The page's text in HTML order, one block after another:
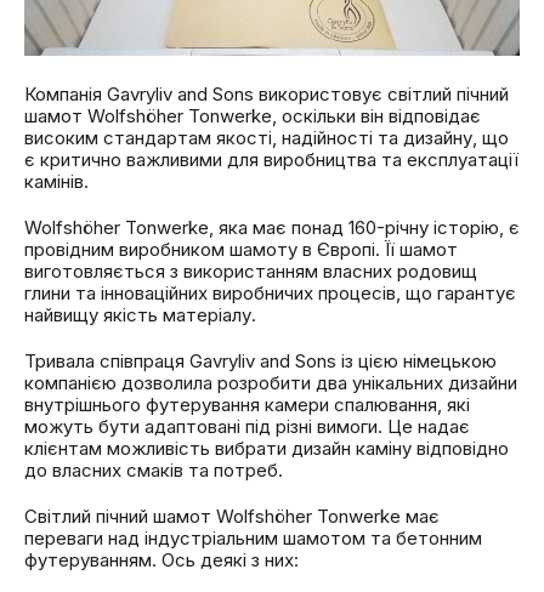
Компанія Gavryliv and Sons використовує світлий пічний
шамот Wolfshöher Tonwerke, оскільки він відповідає
високим стандартам якості, надійності та дизайну, що
є критично важливими для виробництва та експлуатації
камінів.
Wolfshöher Tonwerke, яка має понад 160-річну історію, є
провідним виробником шамоту в Європі. Її шамот
виготовляється з використанням власних родовищ
глини та інноваційних виробничих процесів, що гарантує
найвищу якість матеріалу.
Тривала співпраця Gavryliv and Sons із цією німецькою
компанією дозволила розробити два унікальних дизайни
внутрішнього футерування камери спалювання, які
можуть бути адаптовані під різні вимоги. Це надає
клієнтам можливість вибрати дизайн каміну відповідно
до власних смаків та потреб.
Світлий пічний шамот Wolfshöher Tonwerke має
переваги над індустріальним шамотом та бетонним
футеруванням. Ось деякі з них: